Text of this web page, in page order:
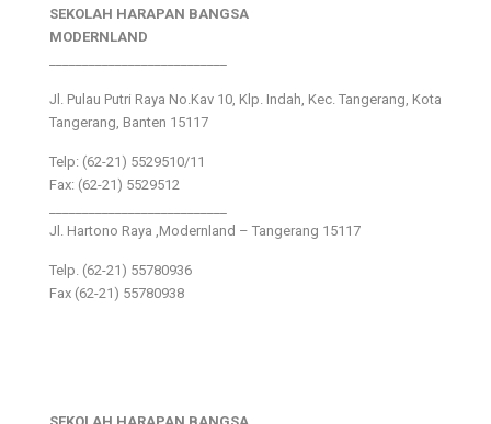
SEKOLAH HARAPAN BANGSA
MODERNLAND
Jl. Pulau Putri Raya No.Kav 10, Klp. Indah, Kec. Tangerang, Kota
Tangerang, Banten 15117
Telp: (62-21) 5529510/11
Fax: (62-21) 5529512
Jl. Hartono Raya ,Modernland – Tangerang 15117
Telp. (62-21) 55780936
Fax (62-21) 55780938